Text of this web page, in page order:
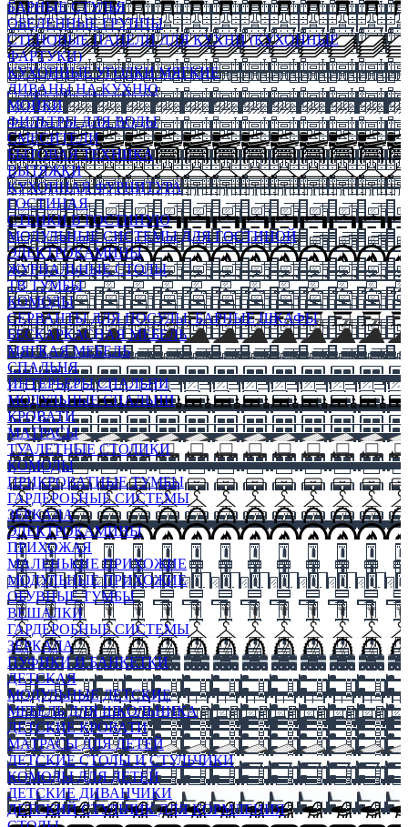
БАРНЫЕ СТУЛЬЯ
ОБЕДЕННЫЕ ГРУППЫ
СТЕНОВЫЕ ПАНЕЛИ ДЛЯ КУХНИ (КУХОННЫЕ
ФАРТУКИ)
КУХОННЫЕ УГОЛКИ МЯГКИЕ
ДИВАНЫ НА КУХНЮ
МОЙКИ
ФИЛЬТРЫ ДЛЯ ВОДЫ
СМЕСИТЕЛИ
БЫТОВАЯ ТЕХНИКА
ВЫТЯЖКИ
КУХОННАЯ ФУРНИТУРА
ГОСТИНАЯ
СТЕНКИ В ГОСТИНУЮ
МОДУЛЬНЫЕ СИСТЕМЫ ДЛЯ ГОСТИНОЙ
ЭЛЕКТРОКАМИНЫ
ЖУРНАЛЬНЫЕ СТОЛЫ
ТВ ТУМБЫ
КОМОДЫ
СЕРВАНТЫ ДЛЯ ПОСУДЫ, БАРНЫЕ ШКАФЫ
БЕСКАРКАСНАЯ МЕБЕЛЬ
МЯГКАЯ МЕБЕЛЬ
СПАЛЬНЯ
ИНТЕРЬЕРЫ СПАЛЬНИ
МОДУЛЬНЫЕ СПАЛЬНИ
КРОВАТИ
МАТРАСЫ
ТУАЛЕТНЫЕ СТОЛИКИ
КОМОДЫ
ПРИКРОВАТНЫЕ ТУМБЫ
ГАРДЕРОБНЫЕ СИСТЕМЫ
ЗЕРКАЛА
ЭЛЕКТРОКАМИНЫ
ПРИХОЖАЯ
МАЛЕНЬКИЕ ПРИХОЖИЕ
МОДУЛЬНЫЕ ПРИХОЖИЕ
ОБУВНЫЕ ТУМБЫ
ВЕШАЛКИ
ГАРДЕРОБНЫЕ СИСТЕМЫ
ЗЕРКАЛА
ПУФИКИ И БАНКЕТКИ
ДЕТСКАЯ
МОДУЛЬНЫЕ ДЕТСКИЕ
МЕБЕЛЬ ДЛЯ ШКОЛЬНИКА
ДЕТСКИЕ КРОВАТИ
МАТРАСЫ ДЛЯ ДЕТЕЙ
ДЕТСКИЕ СТОЛЫ И СТУЛЬЧИКИ
КОМОДЫ ДЛЯ ДЕТЕЙ
ДЕТСКИЕ ДИВАНЧИКИ
ДЕТСКИЙ СТУЛЬЧИК ДЛЯ КОРМЛЕНИЯ